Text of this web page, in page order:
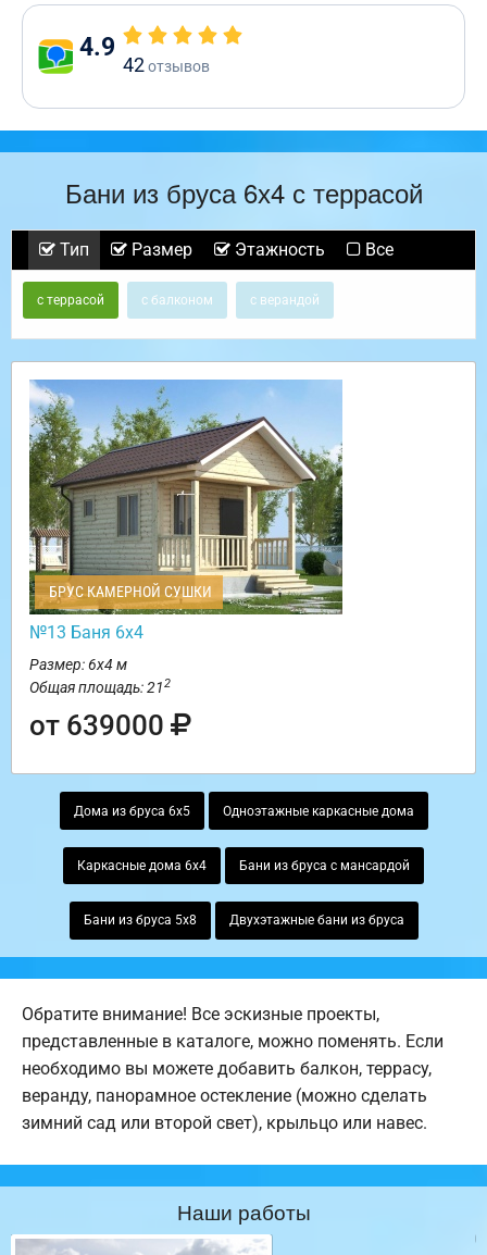
4.9
42отзывов
Бани из бруса 6х4 с террасой
Тип Размер Этажность Все
с террасой с балконом с верандой
БРУС КАМЕРНОЙ СУШКИ
№13 Баня 6х4
Размер: 6х4 м
Общая площадь: 212
от 639000
Дома из бруса 6х5 Одноэтажные каркасные дома
Каркасные дома 6х4 Бани из бруса с мансардой
Бани из бруса 5х8 Двухэтажные бани из бруса
Обратите внимание! Все эскизные проекты,
представленные в каталоге, можно поменять. Если
необходимо вы можете добавить балкон, террасу,
веранду, панорамное остекление (можно сделать
зимний сад или второй свет), крыльцо или навес.
Наши работы